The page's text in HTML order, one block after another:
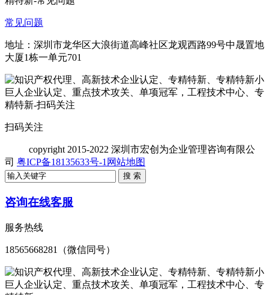
常见问题
地址：深圳市龙华区大浪街道高峰社区龙观西路99号中晟置地
大厦1栋一单元701
扫码关注
copyright 2015-2022 深圳市宏创为企业管理咨询有限公
司 粤ICP备18135633号-1 网站地图
咨询在线客服
服务热线
18565668281（微信同号）